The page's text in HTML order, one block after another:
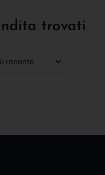
trovati
recente